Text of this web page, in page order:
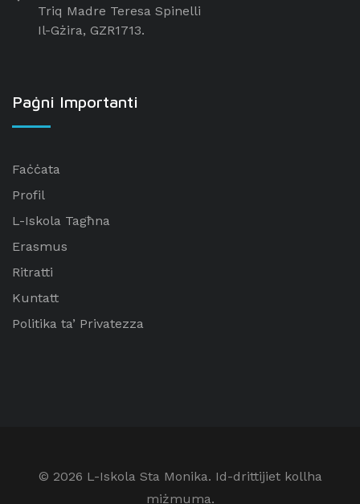
Triq Madre Teresa Spinelli
Il-Gżira, GZR1713.
Paġni Importanti
Faċċata
Profil
L-Iskola Tagħna
Erasmus
Ritratti
Kuntatt
Politika ta’ Privatezza
© 2026 L-Iskola Sta Monika. Id-drittijiet kollha
miżmuma.